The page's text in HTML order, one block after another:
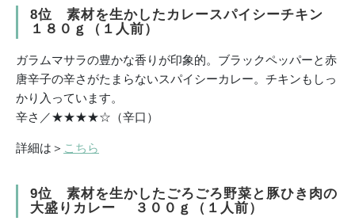
8位 素材を生かしたカレースパイシーチキン
１８０ｇ（１人前）
ガラムマサラの豊かな香りが印象的。ブラックペッパーと赤
唐辛子の辛さがたまらないスパイシーカレー。チキンもしっ
かり入っています。
辛さ／★★★★☆（辛口）
詳細は＞ こちら
9位 素材を生かしたごろごろ野菜と豚ひき肉の
大盛りカレー ３００ｇ（１人前）